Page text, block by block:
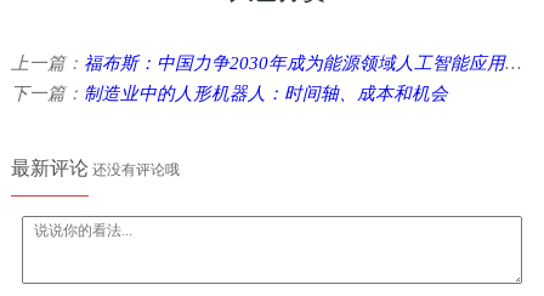
上一篇： 福布斯：中国力争2030年成为能源领域人工智能应用的全球领导者 ...
下一篇： 制造业中的人形机器人：时间轴、成本和机会
最新评论还没有评论哦